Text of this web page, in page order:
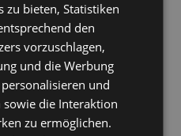
FRENCH
RUSSIAN
zu bieten, Statistiken
den
vorzuschlagen,
und die Werbung
und
die Interaktion
zu ermöglichen.